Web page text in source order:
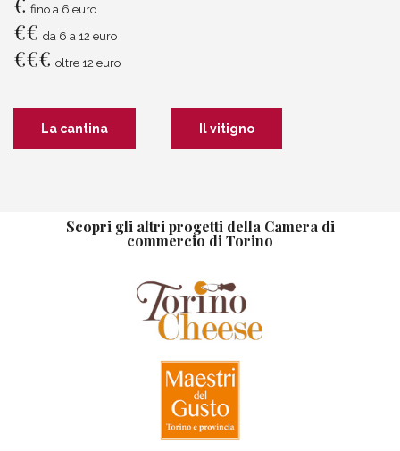
fino a 6 euro
€€ da 6 a 12 euro
€€€ oltre 12 euro
La cantina Il vitigno
Scopri gli altri progetti della Camera di
commercio di Torino